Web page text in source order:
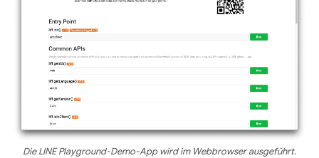
Die LINE Playground-Demo-App wird im Webbrowser ausgeführt.